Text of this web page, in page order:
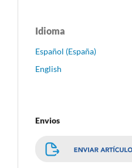
Idioma
Español (España)
English
Envios